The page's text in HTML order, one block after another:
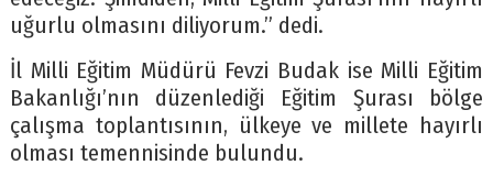
uğurlu olmasını diliyorum.” dedi.
İl Milli Eğitim Müdürü Fevzi Budak ise Milli Eğitim
Bakanlığı’nın düzenlediği Eğitim Şurası bölge
çalışma toplantısının, ülkeye ve millete hayırlı
olması temennisinde bulundu.